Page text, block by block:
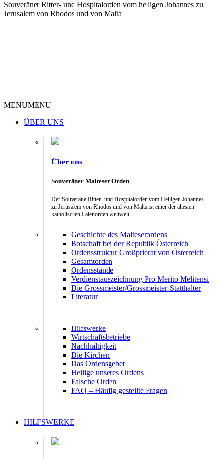
Souveräner Ritter- und Hospitalorden vom heiligen Johannes zu
Jerusalem von Rhodos und von Malta
MENUMENU
ÜBER UNS
Über uns
Souveräner Malteser Orden
Der Souveräne Ritter- und Hospitalorden vom Heiligen Johannes
zu Jerusalem von Rhodos und von Malta ist einer der ältesten
katholischen Laienorden weltweit.
Geschichte des Malteserordens
Botschaft bei der Republik Österreich
Ordensstruktur Großpriorat von Österreich
Gesamtorden
Ordensstände
Verdienstauszeichnung Pro Merito Melitensi
Die Grossmeister/Grossmeister-Statthalter
Literatur
Hilfswerke
Wirtschaftsbetriebe
Nachhaltigkeit
Die Kirchen
Das Ordensgebet
Heilige unseres Ordens
Falsche Orden
FAQ – Häufig gestellte Fragen
HILFSWERKE